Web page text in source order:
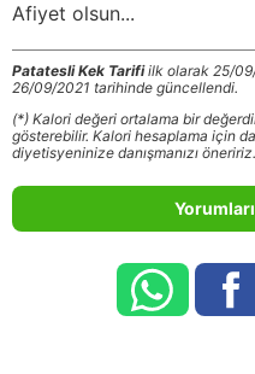
Afiyet olsun...
Patatesli Kek Tarifiilk olarak 25/
26/09/2021 tarihinde güncellendi.
(*) Kalori değeri ortalama bir
gösterebilir. Kalori hesaplama için
diyetisyeninize danışmanızı öneririz.